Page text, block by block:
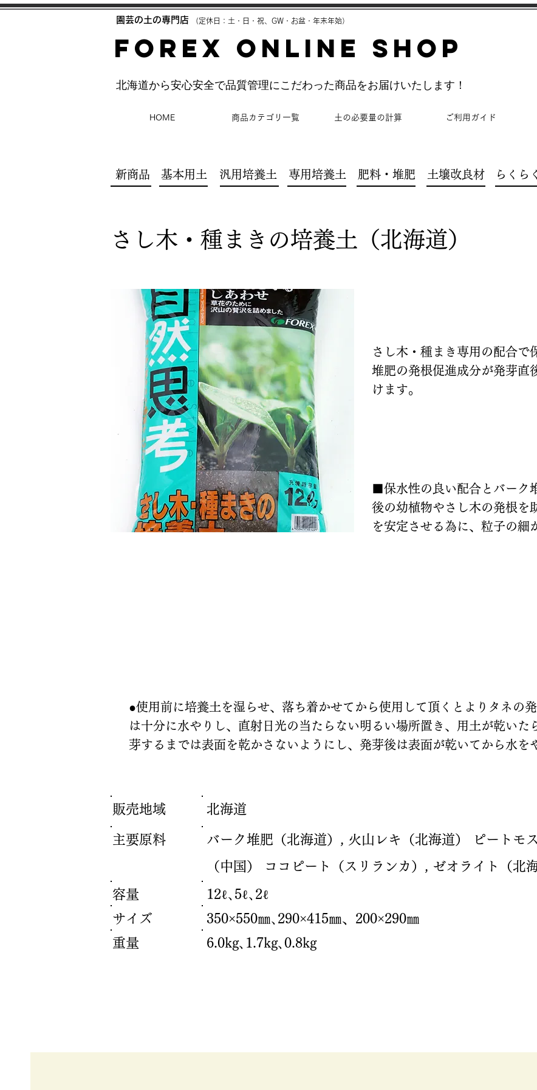
​園芸の土の専門店 （定休日：土・日・祝、GW・お盆・年末年始）
FOREX ONLINE SHOP
​北海道から安心安全で品質管理にこだわった商品をお届けいたします！
HOME 商品カテゴリ一覧 土の必要量の計算 ご利用ガイド
新商品 基本用土 汎用培養土 専用培養土 肥料・堆肥 土壌改良材 らくら
さし木・種まきの培養土（北海道）
さし木・種まき専用の配合で
堆肥の発根促進成分が発芽直
けます。
■保水性の良い配合とバーク
後の幼植物やさし木の発根
を安定させる為に、粒子の細
●使用前に培養土を湿らせ、落ち着かせてから使用して頂くとよりタネの
は十分に水やりし、直射日光の当たらない明るい場所置き、用土が乾いた
芽するまでは表面を乾かさないようにし、発芽後は表面が乾いてから水を
北海道
販売地域
バーク堆肥（北海道）, 火山レキ（北海道） ピートモ
（中国） ココピート（スリランカ）, ゼオライト（北海
主要原料
12ℓ､5ℓ､2ℓ
容量
350×550㎜､290×415㎜、200×290㎜
サイズ
6.0kg､1.7kg､0.8kg
重量